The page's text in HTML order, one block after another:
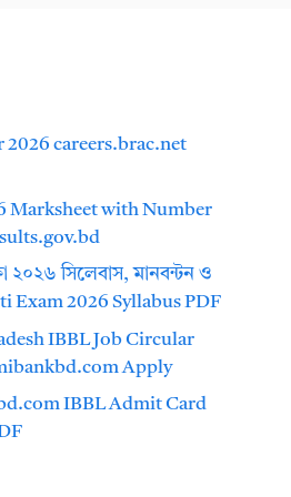
2026 careers.brac.net
Marksheet with Number
২০২৬ সিলেবাস, মানবন্টন ও
Exam 2026 Syllabus PDF
IBBL Job Circular
Apply
IBBL Admit Card